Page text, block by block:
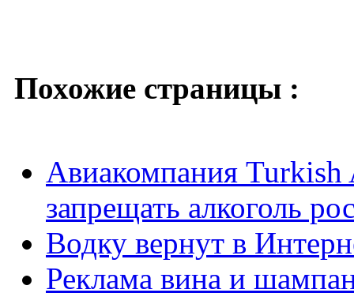
Похожие страницы :
Авиакомпания Turkish
запрещать алкоголь
Водку вернут в
Реклама вина и